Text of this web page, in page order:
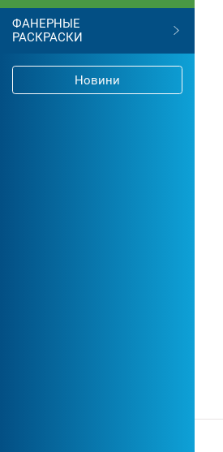
ФАНЕРНЫЕ
РАСКРАСКИ
Новини